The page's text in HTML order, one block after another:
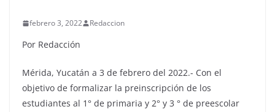
febrero 3, 2022 Redaccion
Por Redacción
Mérida, Yucatán a 3 de febrero del 2022.- Con el
objetivo de formalizar la preinscripción de los
estudiantes al 1° de primaria y 2° y 3 ° de preescolar